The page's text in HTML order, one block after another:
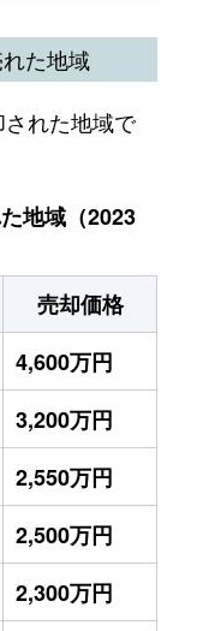
た地域
れた地域で
地域（2023
売却価格
4,600万円
3,200万円
2,550万円
2,500万円
2,300万円